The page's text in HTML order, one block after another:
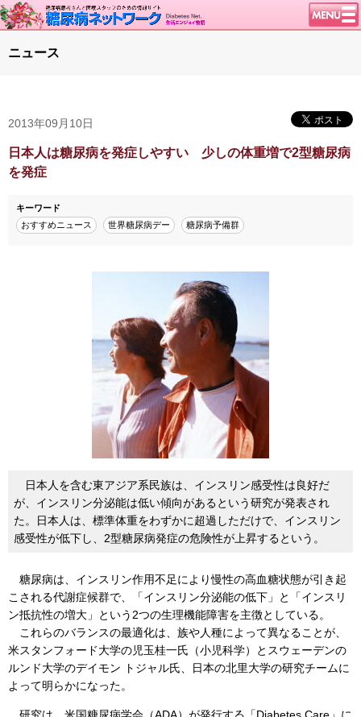
談話室BBS
糖尿病のきほん
特集・連載
腎臓の健康道
インスリンポンプ
ニュース
2013年09月10日
日本人は糖尿病を発症しやすい 少しの体重増で2型糖尿病
を発症
キーワード
おすすめニュース
世界糖尿病デー 糖尿病予備群
日本人を含む東アジア系民族は、インスリン感受性は良好だ
が、インスリン分泌能は低い傾向があるという研究が発表され
た。日本人は、標準体重をわずかに超過しただけで、インスリン
感受性が低下し、2型糖尿病発症の危険性が上昇するという。
糖尿病は、インスリン作用不足により慢性の高血糖状態が引き起
こされる代謝症候群で、「インスリン分泌能の低下」と「インスリ
ン抵抗性の増大」という2つの生理機能障害を主徴としている。
これらのバランスの最適化は、族や人種によって異なることが、
米スタンフォード大学の児玉桂一氏（小児科学）とスウェーデンの
ルンド大学のデイモン トジャル氏、日本の北里大学の研究チームに
よって明らかになった。